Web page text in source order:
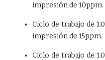
impresión de 10ppm.
Ciclo de trabajo de
impresión de 15ppm.
Ciclo de trabajo de